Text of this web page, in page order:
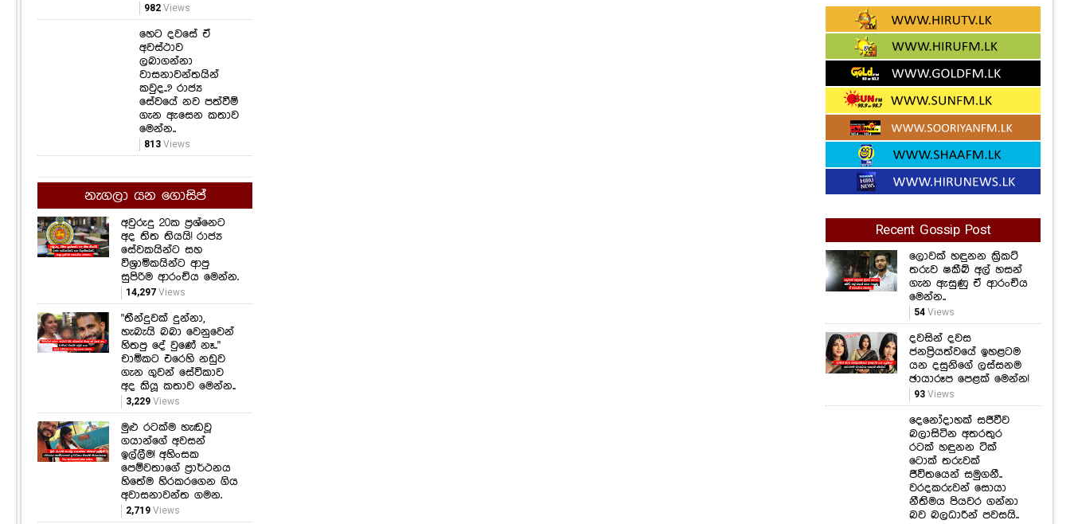
Recent Gossip Post
ලොවක් හඳුනන ක්‍රිකට්
තරුව ෂකීබ් අල් හසන්
ගැන ඇසුණු ඒ ආරංචිය
මෙන්න..
54 Views
දවසින් දවස
ජනප්‍රියත්වයේ ඉහළටම
යන දසුනිගේ ලස්සනම
ඡායාරූප පෙළක් මෙන්න!
93 Views
දෙනෝදාහක් සජීවීව
බලාසිටින අතරතුර
රටක් හඳුනන ටික්
ටොක් තරුවක්
ජීවිතයෙන් සමුගනී..
වරදකරුවන් සොයා
නීතිමය පියවර ගන්නා
බව බලධාරීන් පවසයි..
982Views
හෙට දවසේ ඒ
අවස්ථාව
ලබාගන්නා
වාසනාවන්තයින්
කවුද..? රාජ්‍ය
සේවයේ නව පත්වීම්
ගැන ඇසෙන කතාව
මෙන්න..
813Views
නැගලා යන ගොසිප්
අවුරුදු 20ක ප්‍රශ්නෙට
අද තිත තියයි! රාජ්‍ය
සේවකයින්ට සහ
විශ්‍රාමිකයින්ට ආපු
සුපිරිම ආරංචිය මෙන්න.
14,297 Views
"තීන්දුවක් දුන්නා,
හැබැයි බබා වෙනුවෙන්
හිතපු දේ වුණේ නෑ.."
චාමිකට එරෙහි නඩුව
ගැන ගුවන් සේවිකාව
අද කියූ කතාව මෙන්න..
3,229 Views
මුළු රටක්ම හැඬවූ
ගයාන්ගේ අවසන්
ඉල්ලීම! අහිංසක
පෙම්වතාගේ ප්‍රාර්ථනය
හිතේම හිරකරගෙන ගිය
අවාසනාවන්ත ගමන.
2,719 Views